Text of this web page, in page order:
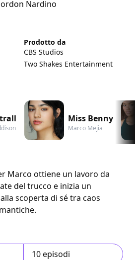
Nardino
Prodotto da
CBS Studios
Two Shakes Entertainment
Miss Benny
Marco Mejia
Marco ottiene un lavoro da
del trucco e inizia un
scoperta di sé tra caos
10 episodi